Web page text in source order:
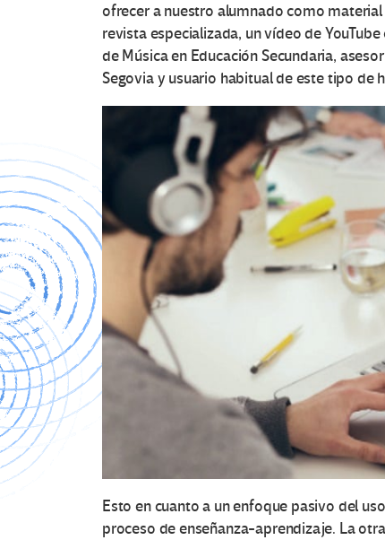
ofrecer a nuestro alumnado como
revista especializada, un vídeo de
de Música en Educación Secundaria,
Segovia y usuario habitual de este tipo de
Esto en cuanto a un enfoque pasivo del
proceso de enseñanza-aprendizaje. La